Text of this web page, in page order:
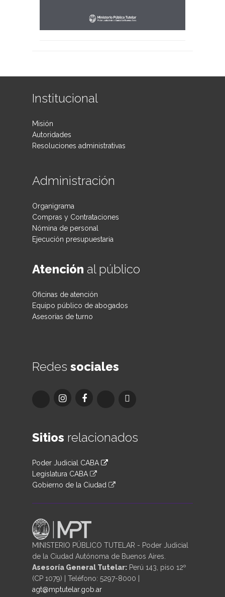
Institucional
Misión
Autoridades
Resoluciones administrativas
Administración
Organigrama
Compras y Contrataciones
Nómina de personal
Ejecución presupuestaria
Atención al público
Oficinas de atención
Equipo público de abogados
Asesorías de turno
Redes sociales
Sitios relacionados
Poder Judicial CABA
Legislatura CABA
Gobierno de la Ciudad
MINISTERIO PÚBLICO TUTELAR - Poder Judicial
de la Ciudad Autónoma de Buenos Aires.
Asesoría General Tutelar: Perú 143, piso 12º
(CP 1079) | Teléfono: 5297-8000 |
agt@mptutelar.gob.ar